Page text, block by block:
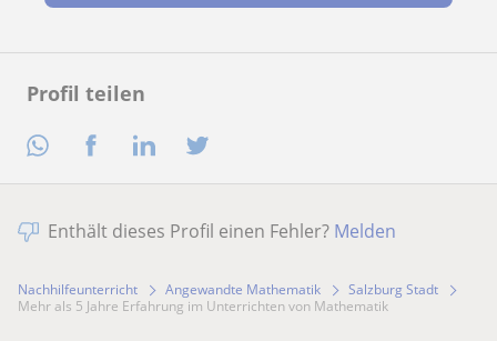
Profil teilen
Enthält dieses Profil einen Fehler? Melden
Nachhilfeunterricht Angewandte Mathematik
Salzburg Stadt
Mehr als 5 Jahre Erfahrung im Unterrichten von Mathematik